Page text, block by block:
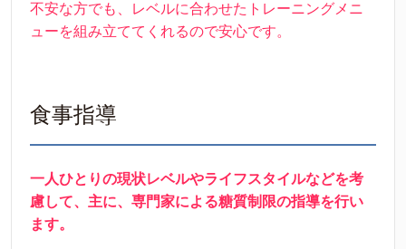
不安な方でも、レベルに合わせたトレーニングメニ
ューを組み立ててくれるので安心です。
食事指導
一人ひとりの現状レベルやライフスタイルなどを考
慮して、主に、専門家による糖質制限の指導を行い
ます。